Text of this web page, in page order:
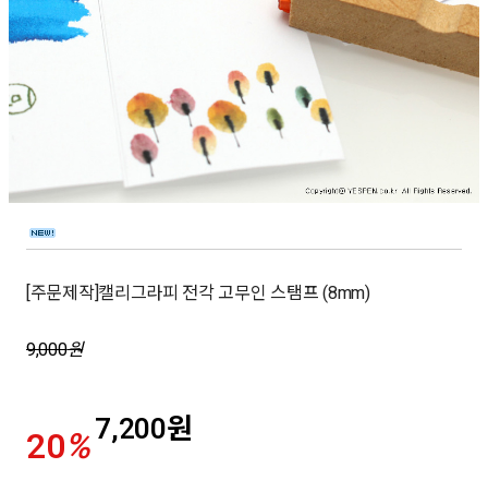
[주문제작]캘리그라피 전각 고무인 스탬프 (8mm)
9,000원
20%7,200원